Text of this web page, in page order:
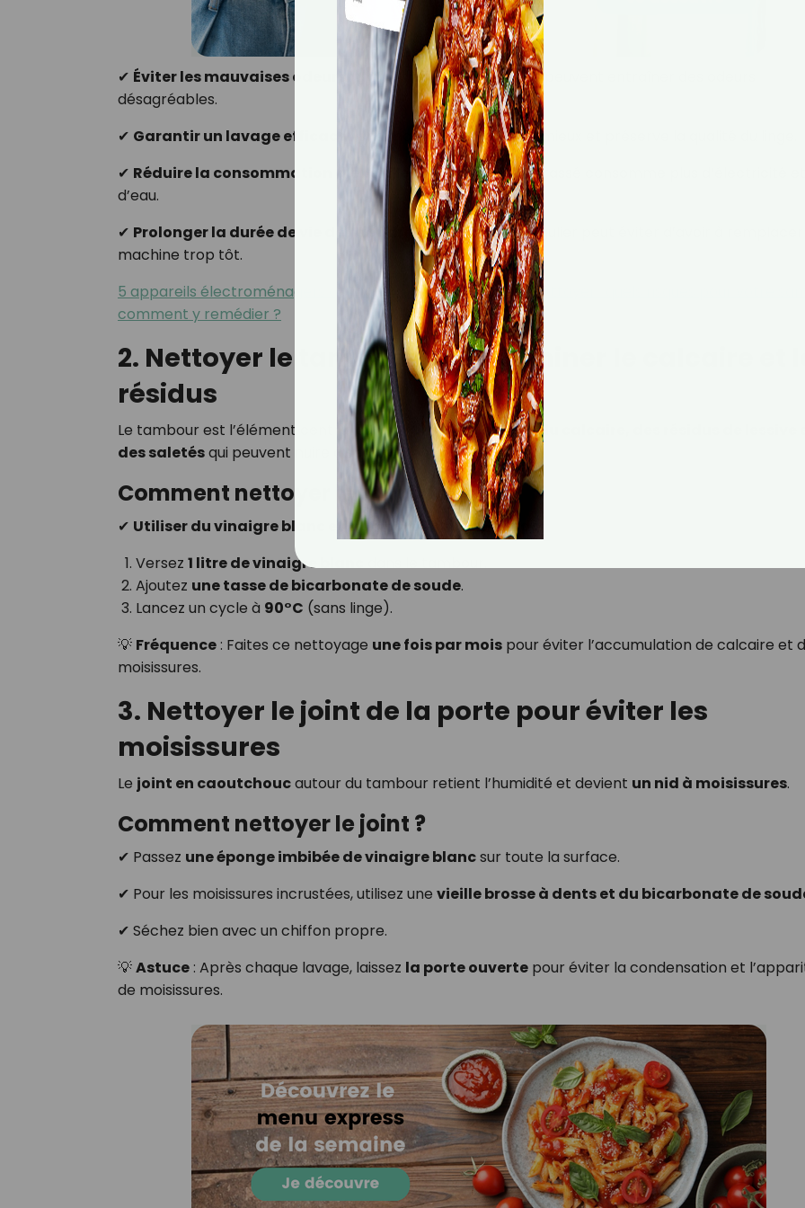
✔ Éviter les mauvaises odeurs
: L’humidité et les bactéries peuvent entraîner des odeurs
désagréables.
✔ Garantir un lavage efficace
: Une machine propre lave mieux et préserve la qualité du linge.
✔ Réduire la consommation d’énergie : Un lave-linge encrassé consomme plus d’électricité et
d’eau.
✔ Prolonger la durée de vie de l’appareil: Un entretien régulier peut éviter d’avoir à remplacer
machine trop tôt.
5 appareils électroménagers qu'on oublie trop souvent de nettoyer : quels risques pour votre
comment y remédier ?
2. Nettoyer le tambour pour éliminer le calcaire et
résidus
Le tambour est l’élément central du lave-linge. Il accumuledu calcaire, des résidus de lessive et
des saletésqui peuvent nuire à son bon fonctionnement.
Comment nettoyer le tambour ?
✔ Utiliser du vinaigre blanc et du bicarbonate de soude
Versez 1 litre de vinaigre blancdans le tambour.
Ajoutez une tasse de bicarbonate de soude.
Lancez un cycle à 90°C (sans linge).
💡 Fréquence : Faites ce nettoyage une fois par mois pour éviter l’accumulation de calcaire et
moisissures.
3. Nettoyer le joint de la porte pour éviter les
moisissures
Le joint en caoutchoucautour du tambour retient l’humidité et devient un nid à moisissures.
Comment nettoyer le joint ?
✔ Passez une éponge imbibée de vinaigre blancsur toute la surface.
✔ Pour les moisissures incrustées, utilisez une vieille brosse à dents et du bicarbonate de
✔ Séchez bien avec un chiffon propre.
💡Astuce : Après chaque lavage, laissez la porte ouverte pour éviter la condensation et
de moisissures.